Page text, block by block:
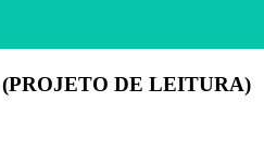
DE LEITURA)